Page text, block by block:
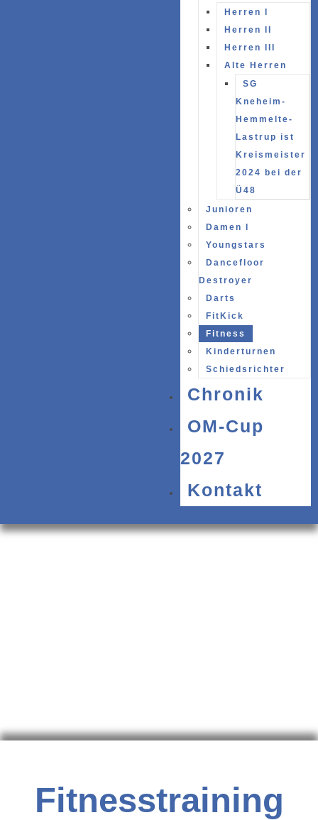
Herren I
Herren II
Herren III
Alte Herren
SG
Kneheim-
Hemmelte-
Lastrup ist
Kreismeister
2024 bei der
Ü48
Junioren
Damen I
Youngstars
Dancefloor
Destroyer
Darts
FitKick
Fitness
Kinderturnen
Schiedsrichter
Chronik
OM-Cup
2027
Kontakt
Fitnesstraining